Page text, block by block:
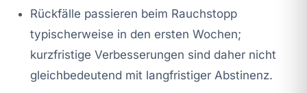
Rückfälle passieren beim Rauchstopp
typischerweise in den ersten Wochen;
kurzfristige Verbesserungen sind daher nicht
gleichbedeutend mit langfristiger Abstinenz.